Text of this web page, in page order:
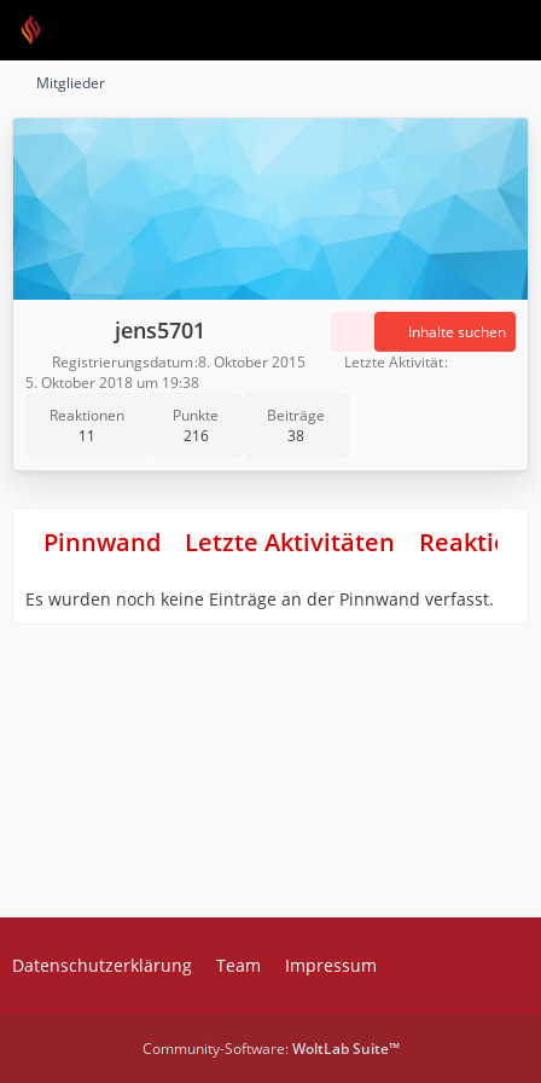
Mitglieder
jens5701
Reaktionen
11
Punkte
216
Beiträge
38
Inhalte suchen
Registrierungsdatum 8. Oktober 2015
Letzte Aktivität
5. Oktober 2018 um 19:38
Pinnwand Letzte Aktivitäten
Es wurden noch keine Einträge an der Pinnwand verfasst.
Datenschutzerklärung Team Impressum
Community-Software:WoltLab Suite™